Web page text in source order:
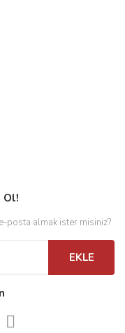
Ol!
posta almak ister misiniz?
EKLE